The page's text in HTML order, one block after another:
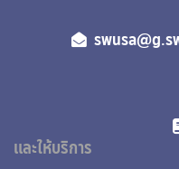
และให้บริการ